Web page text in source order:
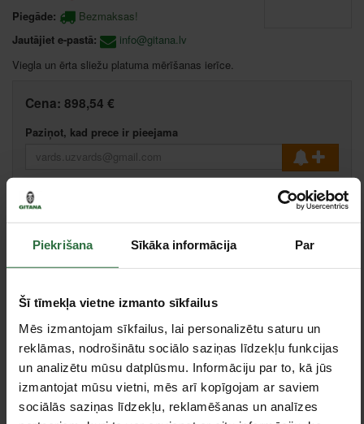
Piekrišana Sīkāka informācija Par
Šī tīmekļa vietne izmanto sīkfailus
Mēs izmantojam sīkfailus, lai personalizētu saturu un
reklāmas, nodrošinātu sociālo saziņas līdzekļu funkcijas
un analizētu mūsu datplūsmu. Informāciju par to, kā jūs
izmantojat mūsu vietni, mēs arī kopīgojam ar saviem
sociālās saziņas līdzekļu, reklamēšanas un analīzes
Piegāde:
Bezmaksas!
Jautājiet e-pastā:
info@gitana.lv
Viegla un ērta sliežu platuma mērīšanas ierīce.
Cena: 898,54 €
Paziņot, kad prece ir pieejama
Specifikācija
Svars
2,5 kg
Mērīšanas intervāls